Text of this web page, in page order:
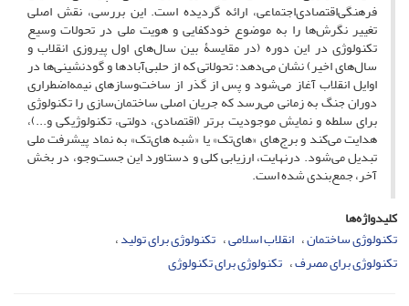
فرهنگی‌اقتصادی‌اجتماعی، ارائه گردیده است. این بررسی، نقش اصلی
تغییر نگرش‌ها را به موضوع خودکفایی و هویت ملی در تحولات وسیع
تکنولوژی در این دوره (در مقایسۀ بین سال‌های اول پیروزی انقلاب و
سال‌های اخیر) نشان می‌دهد؛ تحولاتی که از حلبی‌آبادها و گودنشینی‌ها در
اوایل انقلاب آغاز می‌شود و پس از گذر از ساخت‌وسازهای نیمه‌اضطراری
دوران جنگ به زمانی می‌رسد که جریان اصلی ساختمان‌سازی را تکنولوژی
برای سلطه و نمایش موجودیت برتر (اقتصادی، دولتی، تکنولوژیکی و...)،
هدایت می‌کند و برج‌های «های‌تک» یا «شبه ‌های‌‌تک» به نماد پیشرفت ملی
تبدیل می‌شود. درنهایت، ارزیابی کلی و دستاورد این جست‌وجو، در بخش
آخر، جمع‌بندی شده است.
کلیدواژه‌ها
تکنولوژی ساختمان انقلاب اسلامی تکنولوژی برای تولید
تکنولوژی برای مصرف تکنولوژی برای تکنولوژی